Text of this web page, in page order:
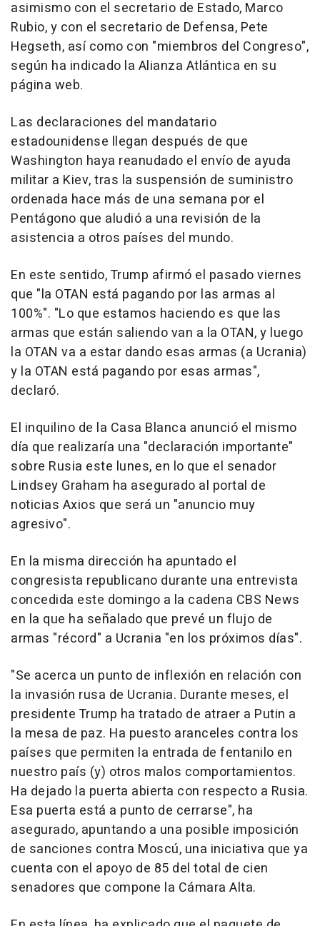
asimismo con el secretario de Estado, Marco
Rubio, y con el secretario de Defensa, Pete
Hegseth, así como con "miembros del Congreso",
según ha indicado la Alianza Atlántica en su
página web.
Las declaraciones del mandatario
estadounidense llegan después de que
Washington haya reanudado el envío de ayuda
militar a Kiev, tras la suspensión de suministro
ordenada hace más de una semana por el
Pentágono que aludió a una revisión de la
asistencia a otros países del mundo.
En este sentido, Trump afirmó el pasado viernes
que "la OTAN está pagando por las armas al
100%". "Lo que estamos haciendo es que las
armas que están saliendo van a la OTAN, y luego
la OTAN va a estar dando esas armas (a Ucrania)
y la OTAN está pagando por esas armas",
declaró.
El inquilino de la Casa Blanca anunció el mismo
día que realizaría una "declaración importante"
sobre Rusia este lunes, en lo que el senador
Lindsey Graham ha asegurado al portal de
noticias Axios que será un "anuncio muy
agresivo".
En la misma dirección ha apuntado el
congresista republicano durante una entrevista
concedida este domingo a la cadena CBS News
en la que ha señalado que prevé un flujo de
armas "récord" a Ucrania "en los próximos días".
"Se acerca un punto de inflexión en relación con
la invasión rusa de Ucrania. Durante meses, el
presidente Trump ha tratado de atraer a Putin a
la mesa de paz. Ha puesto aranceles contra los
países que permiten la entrada de fentanilo en
nuestro país (y) otros malos comportamientos.
Ha dejado la puerta abierta con respecto a Rusia.
Esa puerta está a punto de cerrarse", ha
asegurado, apuntando a una posible imposición
de sanciones contra Moscú, una iniciativa que ya
cuenta con el apoyo de 85 del total de cien
senadores que compone la Cámara Alta.